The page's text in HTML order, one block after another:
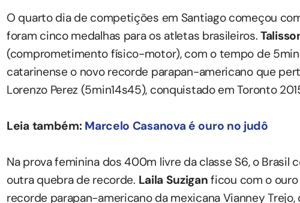
O quarto dia de competições em Santiago começou
foram cinco medalhas para os atletas brasileiros.
(comprometimento físico-motor), com o tempo de
catarinense o novo recorde parapan-americano que
Lorenzo Perez (5min14s45), conquistado em Toronto
Leia também: Marcelo Casanova é ouro no judô
Na prova feminina dos 400m livre da classe S6, o Brasil
outra quebra de recorde. Laila Suziganficou com o ouro
recorde parapan-americano da mexicana Vianney